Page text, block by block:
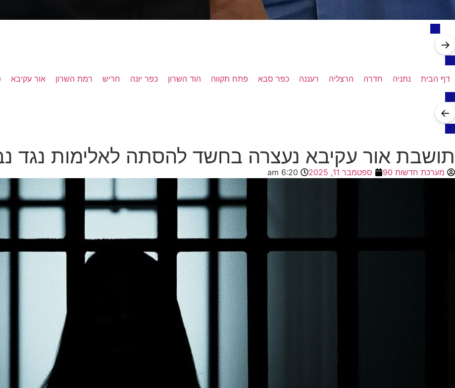
→
דף הבית נתניה חדרה הרצליה רעננה כפר סבא פתח תקווה הוד השרון כפר יונה חריש רמת השרון אור עקיבא
←
תושבת אור עקיבא נעצרה בחשד להסתה לאלימות נגד
מערכת חדשות 90 ספטמבר 11, 2025 6:20 am